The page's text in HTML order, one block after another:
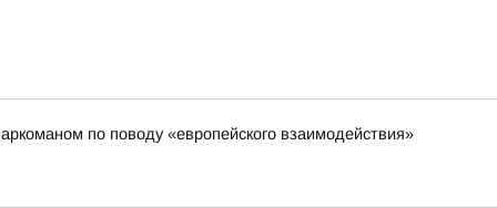
по поводу «европейского взаимодействия»